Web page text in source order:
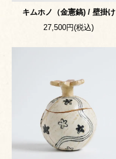
キムホノ（金憲鎬) / 壁掛け
27,500円(税込)